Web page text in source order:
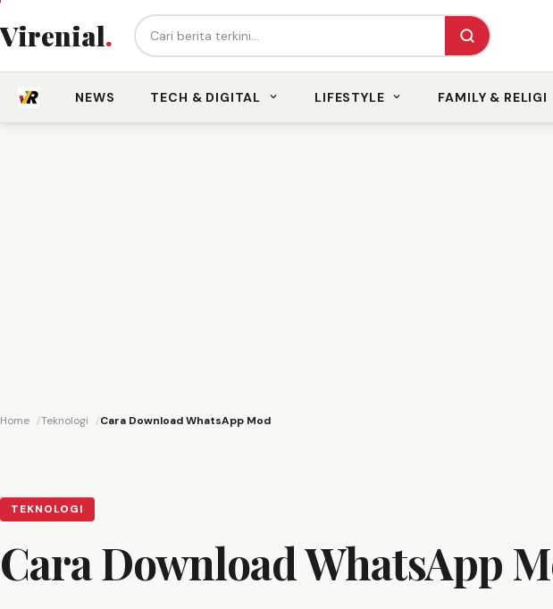
Virenial. Cari berita...
NEWS TECH & DIGITAL LIFESTYLE FAMILY & RELIGI
Home Teknologi Cara Download WhatsApp Mod
TEKNOLOGI
Cara Download WhatsApp